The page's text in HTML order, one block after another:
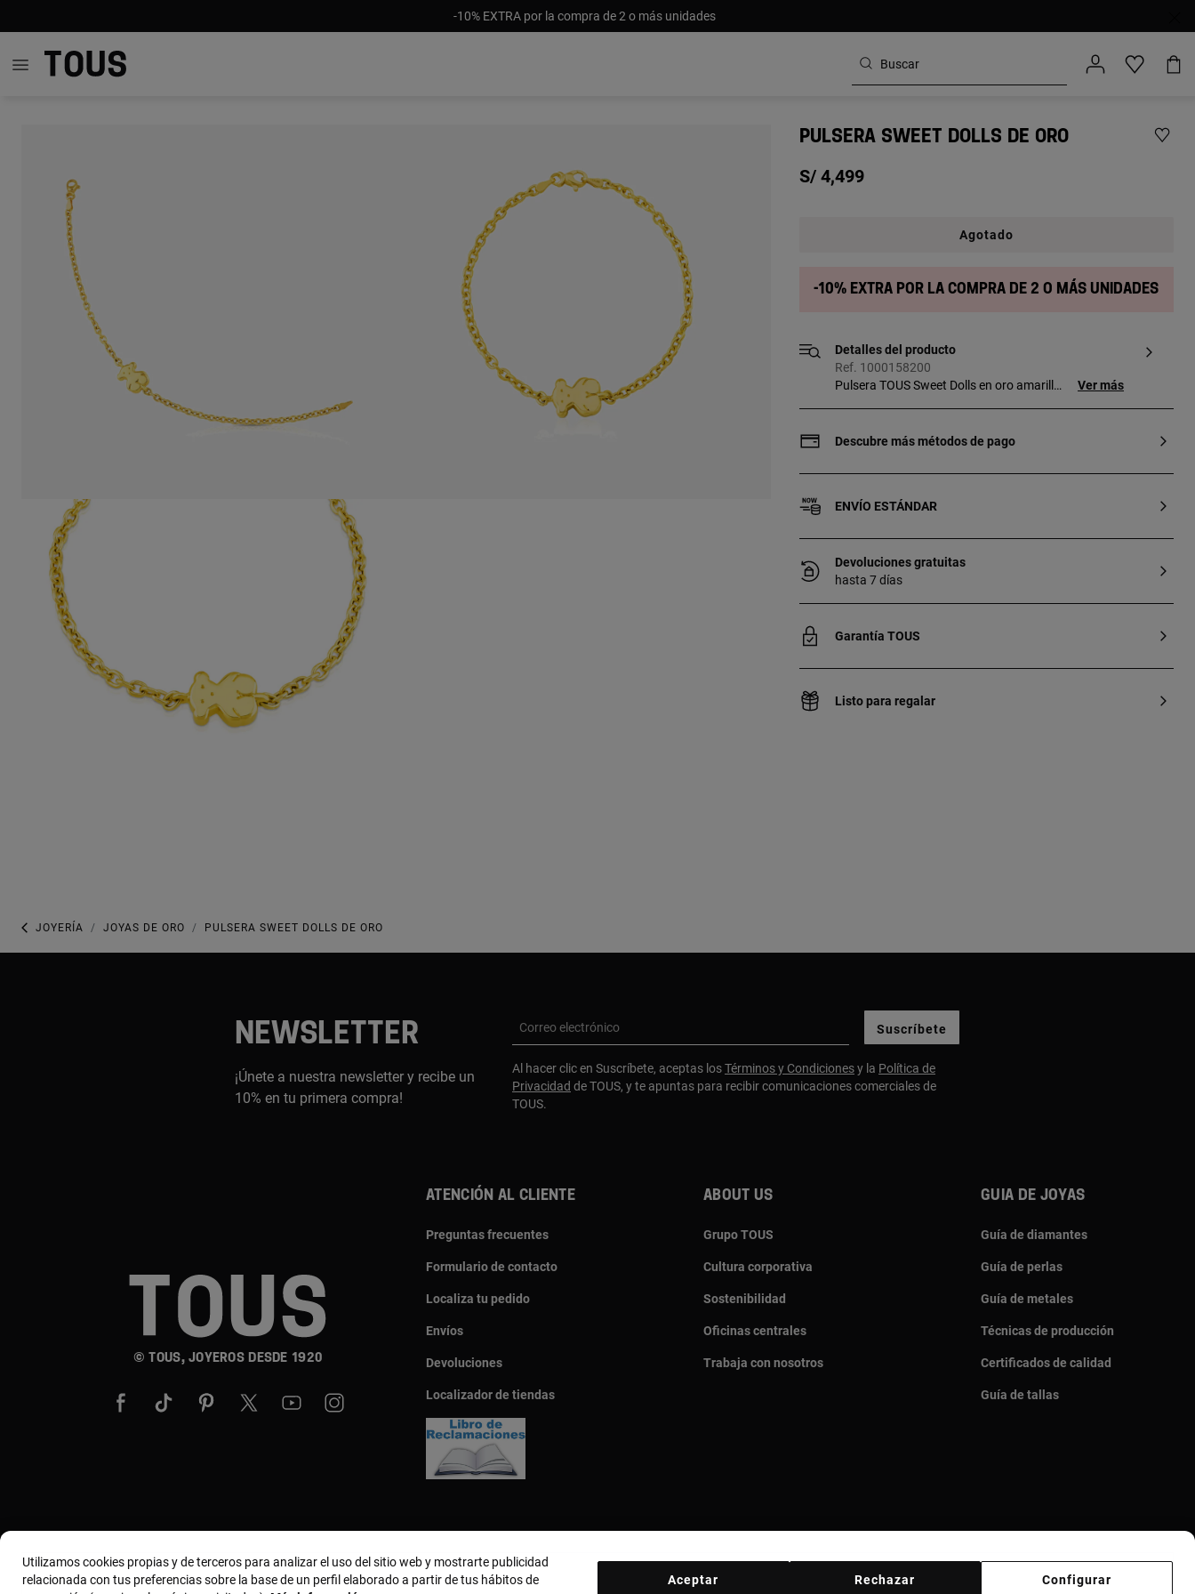
-10% EXTRA por la compra de 2 o más unidades
PULSERA SWEET DOLLS DE ORO
S/ 4,499
Agotado
-10% extra por la compra de 2 o más unidades
Detalles del producto
Ref. 1000158200
Pulsera TOUS Sweet Dolls en oro amarillo
Ver más
Descubre más métodos de pago
ENVÍO ESTÁNDAR
Devoluciones gratuitas
hasta 7 días
Garantía TOUS
Listo para regalar
JOYERÍA JOYAS DE ORO PULSERA SWEET DOLLS DE ORO
NEWSLETTER
¡Únete a nuestra newsletter y recibe un
10% en tu primera compra!
Correo electrónico Suscríbete
Al hacer clic en Suscríbete, aceptas losTérminos y Condicionesy la Política de
Privacidad de TOUS, y te apuntas para recibir comunicaciones comerciales de
TOUS.
© TOUS, JOYEROS DESDE 1920
Atención al cliente
Preguntas frecuentes
Formulario de contacto
Localiza tu pedido
Envíos
Devoluciones
Localizador de tiendas
About us
Grupo TOUS
Cultura corporativa
Sostenibilidad
Oficinas centrales
Trabaja con nosotros
Guia de joyas
Guía de diamantes
Guía de perlas
Guía de metales
Técnicas de producción
Certificados de calidad
Guía de tallas
País y moneda: Perú / Peruvian Sol
Utilizamos cookies propias y de terceros para analizar el uso del sitio web y mostrarte publicidad
relacionada con tus preferencias sobre la base de un perfil elaborado a partir de tus hábitos de
Configurar
Rechazar
Aceptar